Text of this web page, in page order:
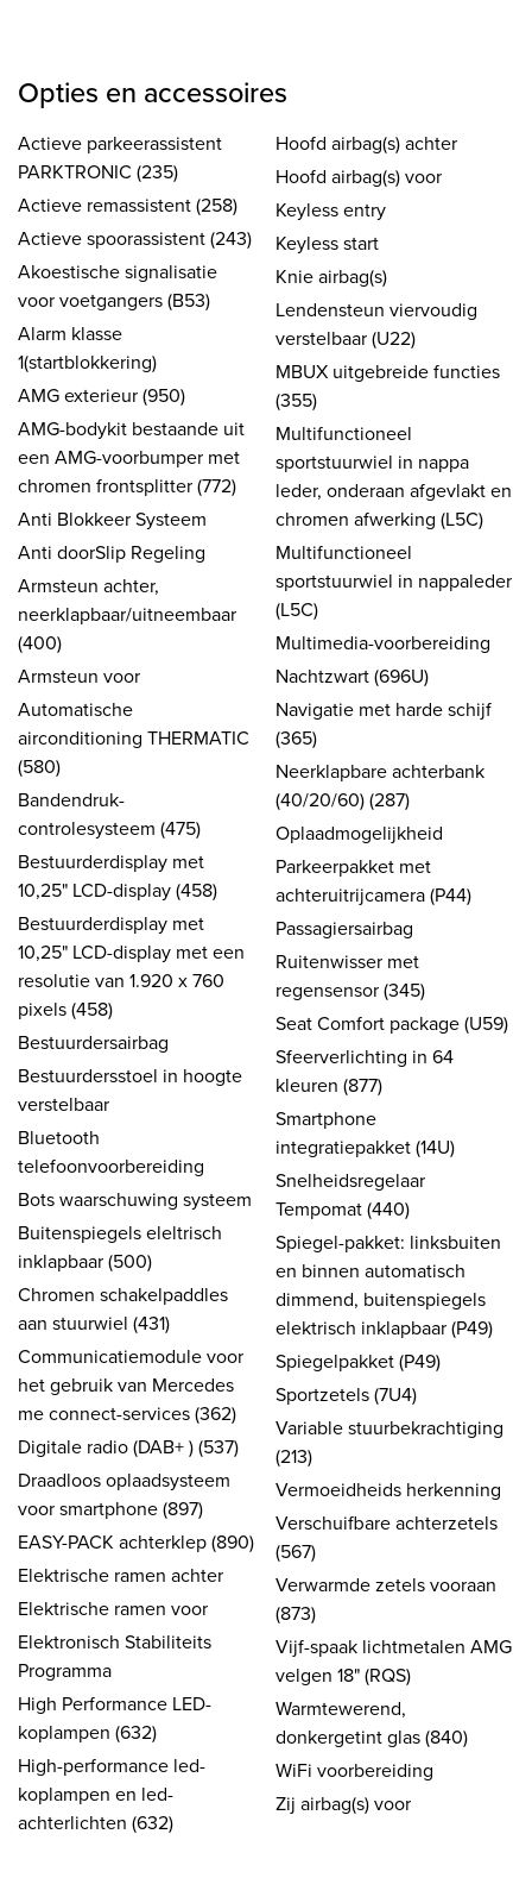
Opties en accessoires
Actieve parkeerassistent
PARKTRONIC (235)
Actieve remassistent (258)
Actieve spoorassistent (243)
Akoestische signalisatie
voor voetgangers (B53)
Alarm klasse
1(startblokkering)
AMG exterieur (950)
AMG-bodykit bestaande uit
een AMG-voorbumper met
chromen frontsplitter (772)
Anti Blokkeer Systeem
Anti doorSlip Regeling
Armsteun achter,
neerklapbaar/uitneembaar
(400)
Armsteun voor
Automatische
airconditioning THERMATIC
(580)
Bandendruk-
controlesysteem (475)
Bestuurderdisplay met
10,25" LCD-display (458)
Bestuurderdisplay met
10,25" LCD-display met een
resolutie van 1.920 x 760
pixels (458)
Bestuurdersairbag
Bestuurdersstoel in hoogte
verstelbaar
Bluetooth
telefoonvoorbereiding
Bots waarschuwing systeem
Buitenspiegels eleltrisch
inklapbaar (500)
Chromen schakelpaddles
aan stuurwiel (431)
Communicatiemodule voor
het gebruik van Mercedes
me connect-services (362)
Digitale radio (DAB+ ) (537)
Draadloos oplaadsysteem
voor smartphone (897)
EASY-PACK achterklep (890)
Elektrische ramen achter
Elektrische ramen voor
Elektronisch Stabiliteits
Programma
High Performance LED-
koplampen (632)
High-performance led-
koplampen en led-
achterlichten (632)
Hoofd airbag(s) achter
Hoofd airbag(s) voor
Keyless entry
Keyless start
Knie airbag(s)
Lendensteun viervoudig
verstelbaar (U22)
MBUX uitgebreide functies
(355)
Multifunctioneel
sportstuurwiel in nappa
leder, onderaan afgevlakt en
chromen afwerking (L5C)
Multifunctioneel
sportstuurwiel in nappaleder
(L5C)
Multimedia-voorbereiding
Nachtzwart (696U)
Navigatie met harde schijf
(365)
Neerklapbare achterbank
(40/20/60) (287)
Oplaadmogelijkheid
Parkeerpakket met
achteruitrijcamera (P44)
Passagiersairbag
Ruitenwisser met
regensensor (345)
Seat Comfort package (U59)
Sfeerverlichting in 64
kleuren (877)
Smartphone
integratiepakket (14U)
Snelheidsregelaar
Tempomat (440)
Spiegel-pakket: linksbuiten
en binnen automatisch
dimmend, buitenspiegels
elektrisch inklapbaar (P49)
Spiegelpakket (P49)
Sportzetels (7U4)
Variable stuurbekrachtiging
(213)
Vermoeidheids herkenning
Verschuifbare achterzetels
(567)
Verwarmde zetels vooraan
(873)
Vijf-spaak lichtmetalen AMG
velgen 18" (RQS)
Warmtewerend,
donkergetint glas (840)
WiFi voorbereiding
Zij airbag(s) voor